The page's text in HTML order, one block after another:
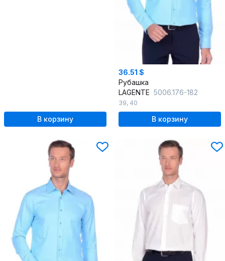
В корзину
36.51 $
Рубашка
LAGENTE 5006.176-182
39, 40
В корзину